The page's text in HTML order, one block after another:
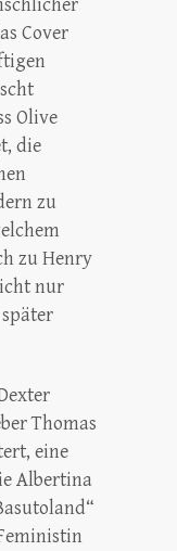
Cover
Olive
die
zu
zu Henry
nur
Thomas
eine
Albertina